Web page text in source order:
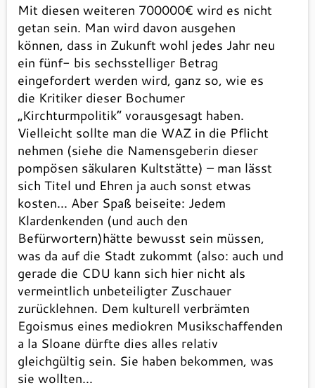
Mit diesen weiteren 700000€ wird es nicht
getan sein. Man wird davon ausgehen
können, dass in Zukunft wohl jedes Jahr neu
ein fünf- bis sechsstelliger Betrag
eingefordert werden wird, ganz so, wie es
die Kritiker dieser Bochumer
„Kirchturmpolitik“ vorausgesagt haben.
Vielleicht sollte man die WAZ in die Pflicht
nehmen (siehe die Namensgeberin dieser
pompösen säkularen Kultstätte) – man lässt
sich Titel und Ehren ja auch sonst etwas
kosten… Aber Spaß beiseite: Jedem
Klardenkenden (und auch den
Befürwortern)hätte bewusst sein müssen,
was da auf die Stadt zukommt (also: auch und
gerade die CDU kann sich hier nicht als
vermeintlich unbeteiligter Zuschauer
zurücklehnen. Dem kulturell verbrämten
Egoismus eines mediokren Musikschaffenden
a la Sloane dürfte dies alles relativ
gleichgültig sein. Sie haben bekommen, was
sie wollten…